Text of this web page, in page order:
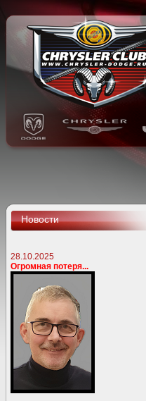
Новости
28.10.2025
Огромная потеря...